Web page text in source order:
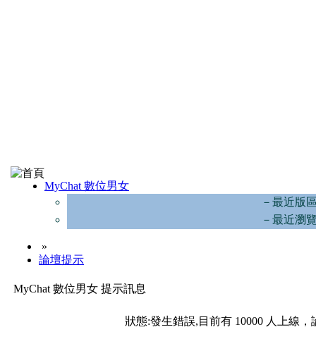
MyChat 數位男女
－最近版
－最近瀏
»
論壇提示
MyChat 數位男女 提示訊息
狀態:發生錯誤,目前有 10000 人上線